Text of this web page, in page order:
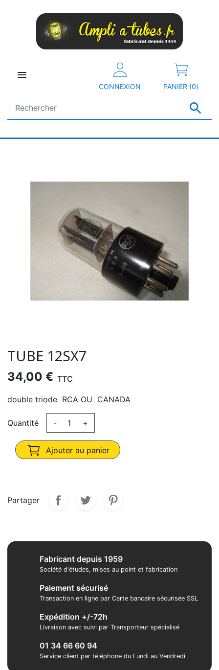


CONNEXION PANIER (0)
TUBE 12SX7
34,00 € TTC
double triode RCA OU CANADA
Quantité - +
Ajouter au panier
Partager
Fabricant depuis 1959
Société d'études, mises au point et fabrication
Paiement sécurisé
Transaction en ligne par Carte bancaire sécurisée SSL
Expédition +/-72h
Livraison avec suivi par Transporteur spécialisé
01 34 66 60 94
Service client par téléphone du Lundi au Vendredi